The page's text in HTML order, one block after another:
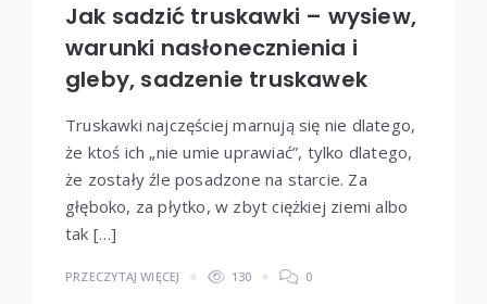
Jak sadzić truskawki – wysiew,
warunki nasłonecznienia i
gleby, sadzenie truskawek
Truskawki najczęściej marnują się nie dlatego,
że ktoś ich „nie umie uprawiać”, tylko dlatego,
że zostały źle posadzone na starcie. Za
głęboko, za płytko, w zbyt ciężkiej ziemi albo
tak […]
PRZECZYTAJ WIĘCEJ 130 0